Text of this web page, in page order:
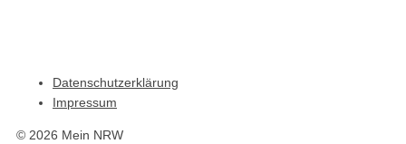
Datenschutzerklärung
Impressum
© 2026 Mein NRW